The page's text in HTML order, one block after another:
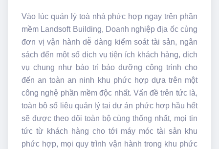
Vào lúc quản lý toà nhà phức hợp ngay trên phần
mềm Landsoft Building, Doanh nghiệp địa ốc cùng
đơn vị vận hành dễ dàng kiểm soát tài sản, ngân
sách đến một số dịch vụ tiện ích khách hàng, dịch
vụ chung như bảo trì bảo dưỡng công trình cho
đến an toàn an ninh khu phức hợp dựa trên một
công nghệ phần mềm độc nhất. Vấn đề trên tức là,
toàn bộ số liệu quản lý tại dự án phức hợp hầu hết
sẽ được theo dõi toàn bộ cùng thống nhất, mọi tin
tức từ khách hàng cho tới máy móc tài sản khu
phức hợp, mọi quy trình vận hành trong khu phức